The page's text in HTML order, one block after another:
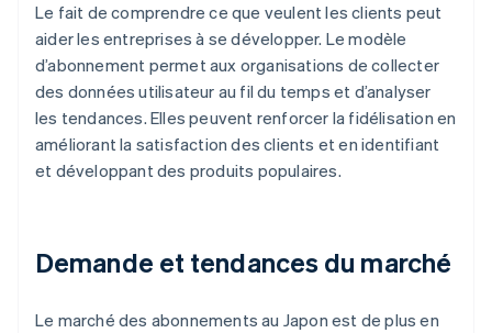
Le fait de comprendre ce que veulent les clients peut
aider les entreprises à se développer. Le modèle
d’abonnement permet aux organisations de collecter
des données utilisateur au fil du temps et d’analyser
les tendances. Elles peuvent renforcer la fidélisation en
améliorant la satisfaction des clients et en identifiant
et développant des produits populaires.
Demande et tendances du marché
Le marché des abonnements au Japon est de plus en